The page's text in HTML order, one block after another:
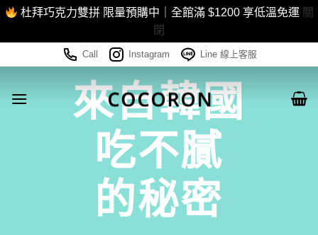
杜拜巧克力雙拼 限量預購中｜全館滿 $1200 享低溫免運 關
閉
to
Call Instagram Line 線上客服
來自韓國
吃不膩
的秘密